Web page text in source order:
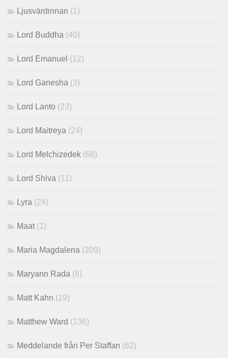
Ljusvärdinnan (1)
Lord Buddha (40)
Lord Emanuel (12)
Lord Ganesha (3)
Lord Lanto (23)
Lord Maitreya (24)
Lord Melchizedek (68)
Lord Shiva (11)
Lyra (24)
Maat (1)
Maria Magdalena (209)
Maryann Rada (8)
Matt Kahn (19)
Matthew Ward (136)
Meddelande från Per Staffan (62)